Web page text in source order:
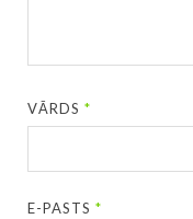
VĀRDS*
E-PASTS*